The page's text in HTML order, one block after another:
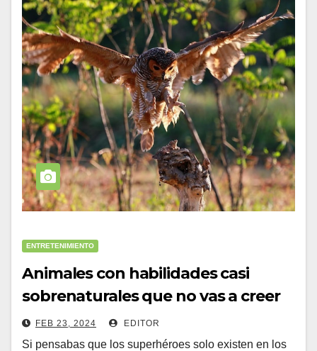
ENTRETENIMIENTO
Animales con habilidades casi
sobrenaturales que no vas a creer
FEB 23, 2024 EDITOR
Si pensabas que los superhéroes solo existen en los